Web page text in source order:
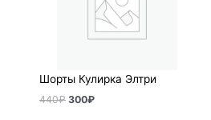
Шорты Кулирка Элтри
440₽ 300₽